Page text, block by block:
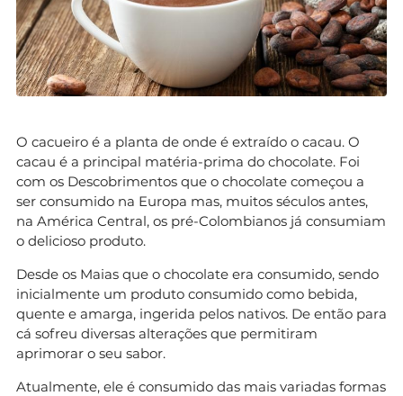
O cacueiro é a planta de onde é extraído o cacau. O
cacau é a principal matéria-prima do chocolate. Foi
com os Descobrimentos que o chocolate começou a
ser consumido na Europa mas, muitos séculos antes,
na América Central, os pré-Colombianos já consumiam
o delicioso produto.
Desde os Maias que o chocolate era consumido, sendo
inicialmente um produto consumido como bebida,
quente e amarga, ingerida pelos nativos. De então para
cá sofreu diversas alterações que permitiram
aprimorar o seu sabor.
Atualmente, ele é consumido das mais variadas formas